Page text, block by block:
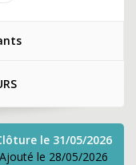
le 31/05/2026
Ajouté le 28/05/2026